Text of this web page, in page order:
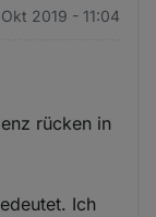
2019 - 11:04
rücken in
Ich